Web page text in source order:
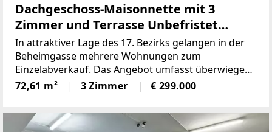
Dachgeschoss-Maisonnette mit 3
Zimmer und Terrasse Unbefristet
vermietet - Rendite 3,57 %
In attraktiver Lage des 17. Bezirks gelangen in der
Beheimgasse mehrere Wohnungen zum
Einzelabverkauf. Das Angebot umfasst überwiegend
unbefristet und befristet vermietete sowie einige
leerstehende Einheiten mit Wohnflächen von ca. 25
72,61 m² 3 Zimmer € 299.000